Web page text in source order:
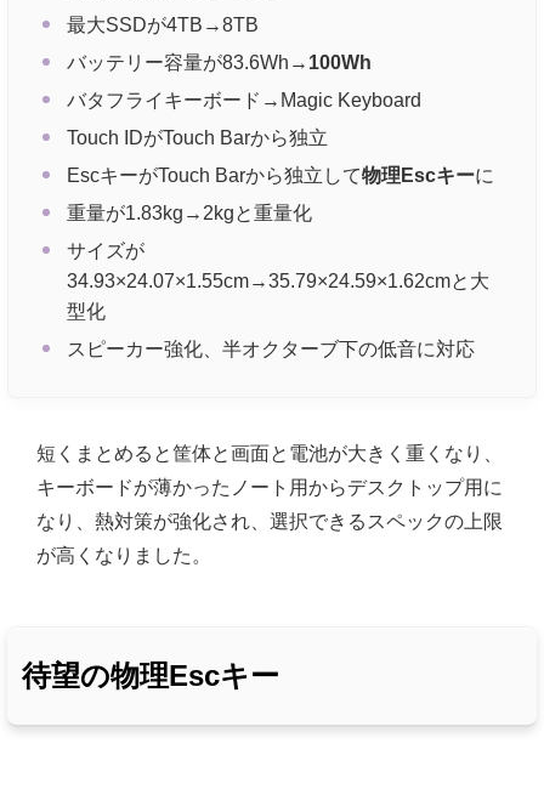
最大SSDが4TB→8TB
バッテリー容量が83.6Wh→ 100Wh
バタフライキーボード→Magic Keyboard
Touch IDがTouch Barから独立
EscキーがTouch Barから独立して物理Escキーに
重量が1.83kg→2kgと重量化
サイズが
34.93×24.07×1.55cm→35.79×24.59×1.62cmと大
型化
スピーカー強化、半オクターブ下の低音に対応
短くまとめると筐体と画面と電池が大きく重くなり、
キーボードが薄かったノート用からデスクトップ用に
なり、熱対策が強化され、選択できるスペックの上限
が高くなりました。
待望の物理Escキー